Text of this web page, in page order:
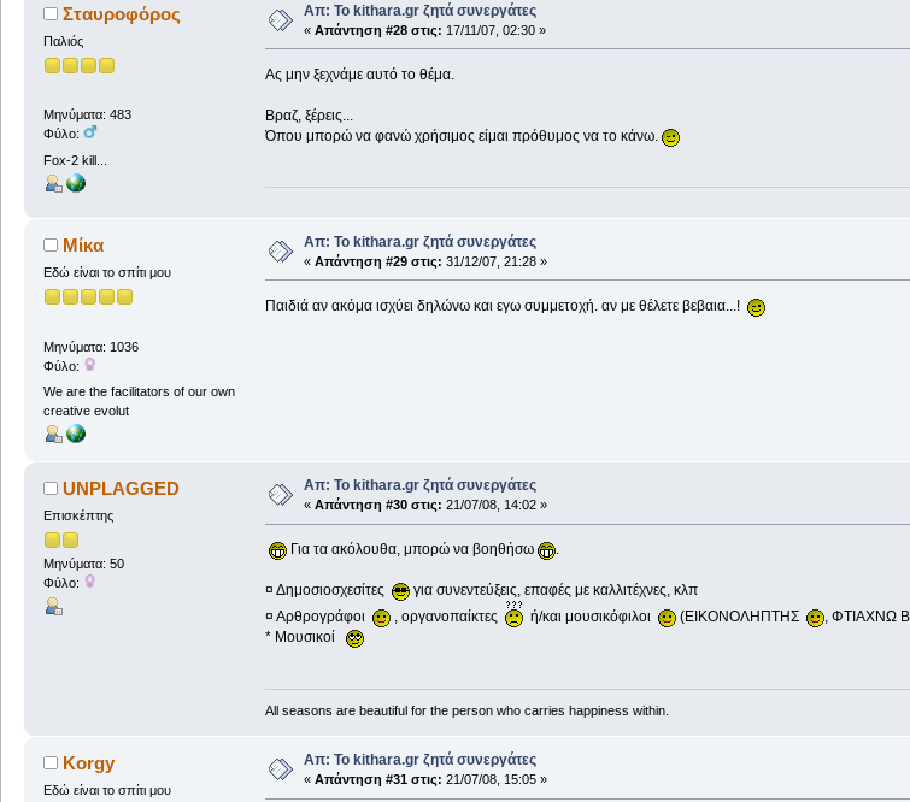
Σταυροφόρος
Παλιός
Μηνύματα: 483
Φύλο:
Fox-2 kill...
Απ: Το kithara.gr ζητά συνεργάτες
« Απάντηση #28 στις: 17/11/07, 02:30 »
Ας μην ξεχνάμε αυτό το θέμα.
Βραζ, ξέρεις...
Όπου μπορώ να φανώ χρήσιμος είμαι πρόθυμος να το κάνω.
Mίκα
Εδώ είναι το σπίτι μου
Μηνύματα: 1036
Φύλο:
We are the facilitators of our own
creative evolut
Απ: Το kithara.gr ζητά συνεργάτες
« Απάντηση #29 στις: 31/12/07, 21:28 »
Παιδιά αν ακόμα ισχύει δηλώνω και εγω συμμετοχή. αν με θέλετε βεβαια...!
UNPLAGGED
Επισκέπτης
Μηνύματα: 50
Φύλο:
Απ: Το kithara.gr ζητά συνεργάτες
« Απάντηση #30 στις: 21/07/08, 14:02 »
Για τα ακόλουθα, μπορώ να βοηθήσω .
¤ Δημοσιοσχεσίτες
για συνεντεύξεις, επαφές με καλλιτέχνες, κλπ
¤ Αρθρογράφοι
, οργανοπαίκτες ή/και μουσικόφιλοι (ΕΙΚΟΝΟΛΗΠΤΗΣ
, ΦΤΙΑΧΝΩ
* Moυσικοί
All seasons are beautiful for the person who carries happiness within.
Korgy
Εδώ είναι το σπίτι μου
Απ: Το kithara.gr ζητά συνεργάτες
« Απάντηση #31 στις: 21/07/08, 15:05 »